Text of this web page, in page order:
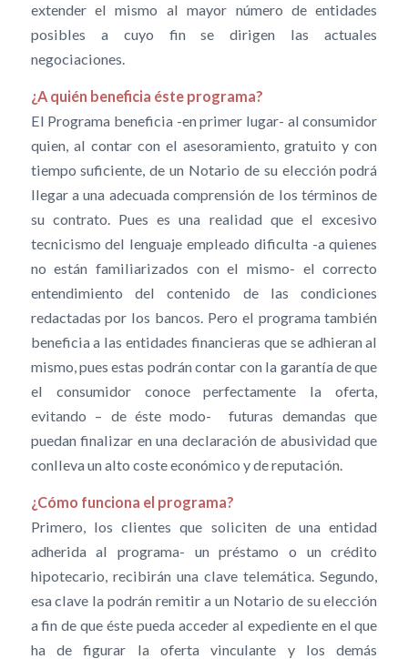
extender el mismo al mayor número de entidades
posibles a cuyo fin se dirigen las actuales
negociaciones.
¿A quién beneficia éste programa?
El Programa beneficia -en primer lugar- al consumidor
quien, al contar con el asesoramiento, gratuito y con
tiempo suficiente, de un Notario de su elección podrá
llegar a una adecuada comprensión de los términos de
su contrato. Pues es una realidad que el excesivo
tecnicismo del lenguaje empleado dificulta -a quienes
no están familiarizados con el mismo- el correcto
entendimiento del contenido de las condiciones
redactadas por los bancos. Pero el programa también
beneficia a las entidades financieras que se adhieran al
mismo, pues estas podrán contar con la garantía de que
el consumidor conoce perfectamente la oferta,
evitando – de éste modo- futuras demandas que
puedan finalizar en una declaración de abusividad que
conlleva un alto coste económico y de reputación.
¿Cómo funciona el programa?
Primero, los clientes que soliciten de una entidad
adherida al programa- un préstamo o un crédito
hipotecario, recibirán una clave telemática. Segundo,
esa clave la podrán remitir a un Notario de su elección
a fin de que éste pueda acceder al expediente en el que
ha de figurar la oferta vinculante y los demás